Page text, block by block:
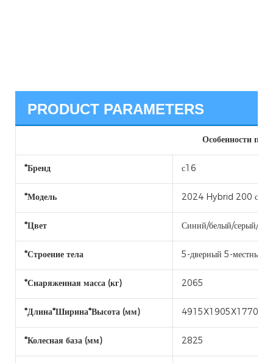
PRODUCT PARAMETERS
Особенности
*Бренд с16
*Модель 2024 Hybrid 200
*Цвет Синий/белый/серый/
*Строение тела 5-дверный 5-местный
*Снаряженная масса (кг) 2065
*Длина*Ширина*Высота (мм) 4915X1905X1770
*Колесная база (мм) 2825